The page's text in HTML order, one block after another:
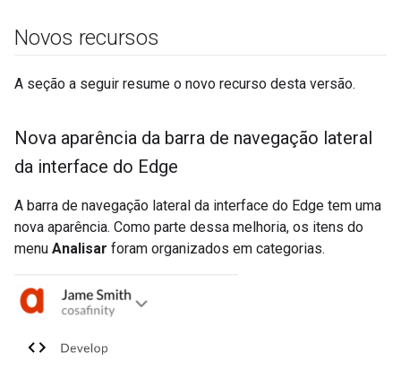
Novos recursos
A seção a seguir resume o novo recurso desta versão.
Nova aparência da barra de navegação lateral
da interface do Edge
A barra de navegação lateral da interface do Edge tem uma
nova aparência. Como parte dessa melhoria, os itens do
menu Analisar foram organizados em categorias.